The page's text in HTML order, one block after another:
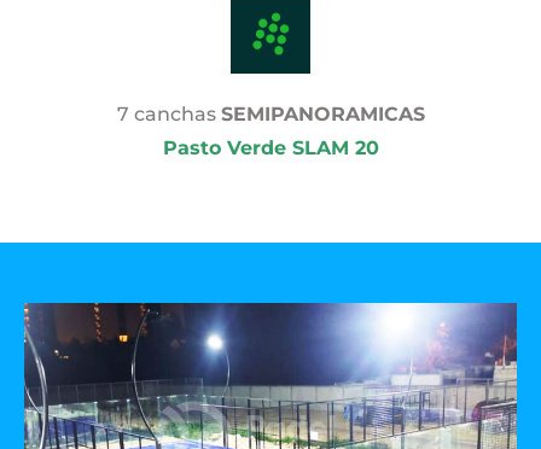
7 canchas SEMIPANORAMICAS
Pasto Verde SLAM 20